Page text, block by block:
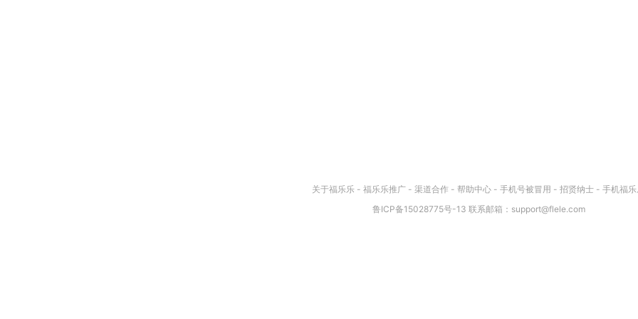
关于福乐乐 - 福乐乐推广 - 渠道合作 - 帮助中心 - 手机号被冒用 - 招贤纳士 - 手机福
鲁ICP备15028775号-13 联系邮箱： support@flele.com